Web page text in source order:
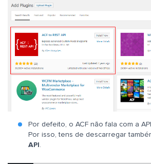
Por defeito, o ACF não fala com a
Por isso, tens de descarregar
API .